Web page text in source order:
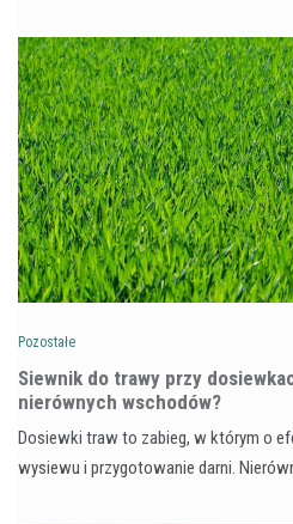
Pozostałe
Siewnik do trawy przy
nierównych wschodów?
Dosiewki traw to zabieg, w którym o
wysiewu i przygotowanie darni.